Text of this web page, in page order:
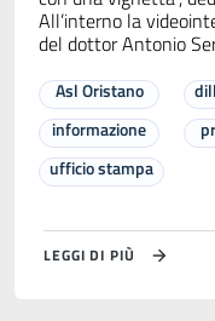
All’interno la
del dottor Antonio
Asl Oristano
informazione
ufficio stampa
LEGGI DI PIÙ